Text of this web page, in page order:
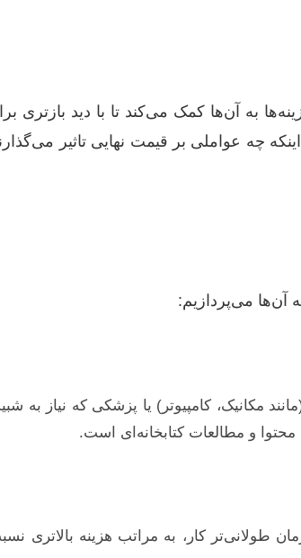
به آن‌ها کمک می‌کند تا با دید بازتری
چه عواملی بر قیمت نهایی تاثیر
آن‌ها می‌پردازیم:
مکانیک، کامپیوتر) یا پزشکی که نیاز به
محتوا و مطالعات کتابخانه‌ای است.
کار، به مراتب هزینه بالاتری